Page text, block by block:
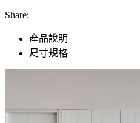
Share:
產品說明
尺寸規格